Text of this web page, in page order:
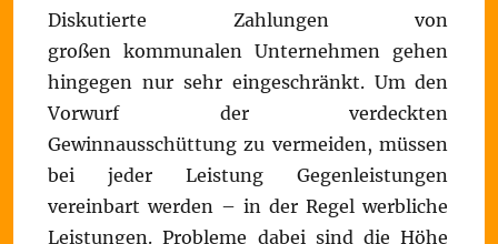
Diskutierte Zahlungen von
großen kommunalen Unternehmen gehen
hingegen nur sehr eingeschränkt. Um den
Vorwurf der verdeckten
Gewinnausschüttung zu vermeiden, müssen
bei jeder Leistung Gegenleistungen
vereinbart werden – in der Regel werbliche
Leistungen. Probleme dabei sind die Höhe